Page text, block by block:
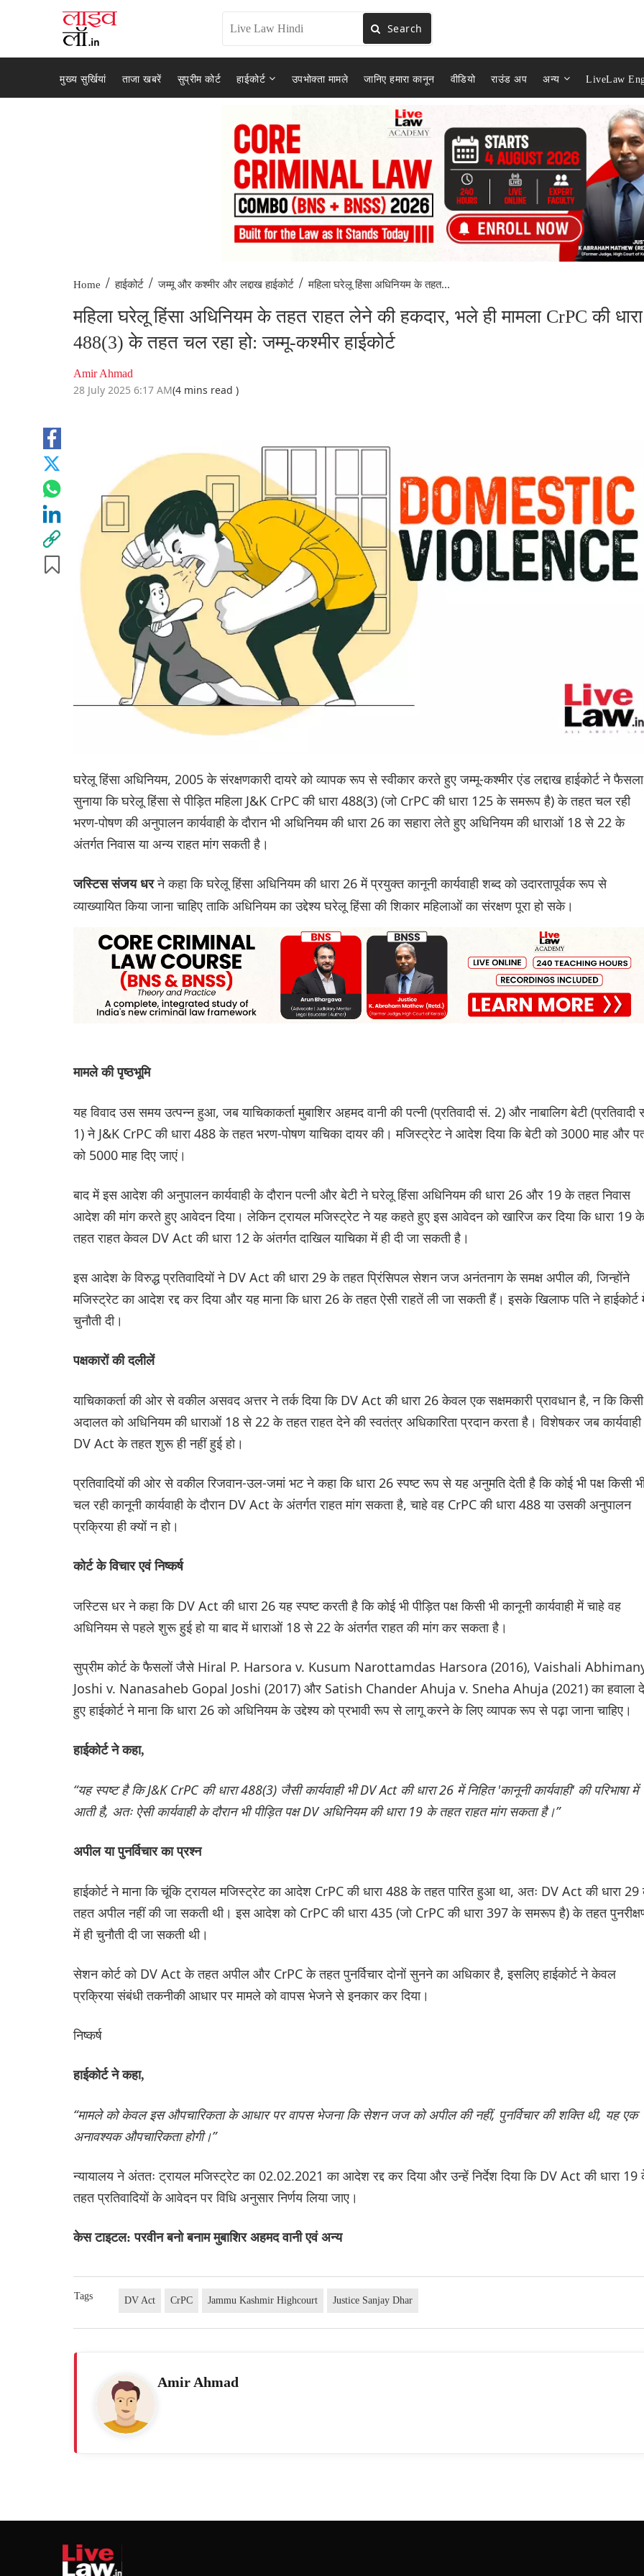
Search
मुख्य सुर्खियां ताजा खबरें सुप्रीम कोर्ट हाईकोर्ट उपभोक्ता मामले जानिए हमारा कानून वीडियो राउंड अप अन्य LiveLaw
Home / हाईकोर्ट / जम्मू और कश्मीर और लद्दाख हाईकोर्ट / महिला घरेलू हिंसा अधिनियम के तहत...
महिला घरेलू हिंसा अधिनियम के तहत राहत लेने की हकदार, भले ही मामला CrPC की धारा
488(3) के तहत चल रहा हो: जम्मू-कश्मीर हाईकोर्ट
Amir Ahmad
28 July 2025 6:17 AM(4 mins read )
घरेलू हिंसा अधिनियम, 2005 के संरक्षणकारी दायरे को व्यापक रूप से स्वीकार करते हुए जम्मू-कश्मीर एंड लद्दाख हाईकोर्ट ने फैसला
सुनाया कि घरेलू हिंसा से पीड़ित महिला J&K CrPC की धारा 488(3) (जो CrPC की धारा 125 के समरूप है) के तहत चल रही
भरण-पोषण की अनुपालन कार्यवाही के दौरान भी अधिनियम की धारा 26 का सहारा लेते हुए अधिनियम की धाराओं 18 से 22 के
अंतर्गत निवास या अन्य राहत मांग सकती है।
जस्टिस संजय धरने कहा कि घरेलू हिंसा अधिनियम की धारा 26 में प्रयुक्त कानूनी कार्यवाही शब्द को उदारतापूर्वक रूप से
व्याख्यायित किया जाना चाहिए ताकि अधिनियम का उद्देश्य घरेलू हिंसा की शिकार महिलाओं का संरक्षण पूरा हो सके।
मामले की पृष्ठभूमि
यह विवाद उस समय उत्पन्न हुआ, जब याचिकाकर्ता मुबाशिर अहमद वानी की पत्नी (प्रतिवादी सं. 2) और नाबालिग बेटी (प्रतिवादी
1) ने J&K CrPC की धारा 488 के तहत भरण-पोषण याचिका दायर की। मजिस्ट्रेट ने आदेश दिया कि बेटी को 3000 माह और
को 5000 माह दिए जाएं।
बाद में इस आदेश की अनुपालन कार्यवाही के दौरान पत्नी और बेटी ने घरेलू हिंसा अधिनियम की धारा 26 और 19 के तहत निवास
आदेश की मांग करते हुए आवेदन दिया। लेकिन ट्रायल मजिस्ट्रेट ने यह कहते हुए इस आवेदन को खारिज कर दिया कि धारा 19 के
तहत राहत केवल DV Act की धारा 12 के अंतर्गत दाखिल याचिका में ही दी जा सकती है।
इस आदेश के विरुद्ध प्रतिवादियों ने DV Act की धारा 29 के तहत प्रिंसिपल सेशन जज अनंतनाग के समक्ष अपील की, जिन्होंने
मजिस्ट्रेट का आदेश रद्द कर दिया और यह माना कि धारा 26 के तहत ऐसी राहतें ली जा सकती हैं। इसके खिलाफ पति ने हाईकोर्ट
चुनौती दी।
पक्षकारों की दलीलें
याचिकाकर्ता की ओर से वकील असवद अत्तर ने तर्क दिया कि DV Act की धारा 26 केवल एक सक्षमकारी प्रावधान है, न कि किसी
अदालत को अधिनियम की धाराओं 18 से 22 के तहत राहत देने की स्वतंत्र अधिकारिता प्रदान करता है। विशेषकर जब कार्यवाही
DV Act के तहत शुरू ही नहीं हुई हो।
प्रतिवादियों की ओर से वकील रिजवान-उल-जमां भट ने कहा कि धारा 26 स्पष्ट रूप से यह अनुमति देती है कि कोई भी पक्ष किसी
चल रही कानूनी कार्यवाही के दौरान DV Act के अंतर्गत राहत मांग सकता है, चाहे वह CrPC की धारा 488 या उसकी अनुपालन
प्रक्रिया ही क्यों न हो।
कोर्ट के विचार एवं निष्कर्ष
जस्टिस धर ने कहा कि DV Act की धारा 26 यह स्पष्ट करती है कि कोई भी पीड़ित पक्ष किसी भी कानूनी कार्यवाही में चाहे वह
अधिनियम से पहले शुरू हुई हो या बाद में धाराओं 18 से 22 के अंतर्गत राहत की मांग कर सकता है।
सुप्रीम कोर्ट के फैसलों जैसे Hiral P. Harsora v. Kusum Narottamdas Harsora (2016), Vaishali
Joshi v. Nanasaheb Gopal Joshi (2017) और Satish Chander Ahuja v. Sneha Ahuja (2021) का हवाला
हुए हाईकोर्ट ने माना कि धारा 26 को अधिनियम के उद्देश्य को प्रभावी रूप से लागू करने के लिए व्यापक रूप से पढ़ा जाना चाहिए।
हाईकोर्ट ने कहा,
“यह स्पष्ट है कि J&K CrPC की धारा 488(3) जैसी कार्यवाही भी DV Act की धारा 26 में निहित 'कानूनी कार्यवाही' की परिभाषा में
आती है, अतः ऐसी कार्यवाही के दौरान भी पीड़ित पक्ष DV अधिनियम की धारा 19 के तहत राहत मांग सकता है।”
अपील या पुनर्विचार का प्रश्न
हाईकोर्ट ने माना कि चूंकि ट्रायल मजिस्ट्रेट का आदेश CrPC की धारा 488 के तहत पारित हुआ था, अतः DV Act की धारा
तहत अपील नहीं की जा सकती थी। इस आदेश को CrPC की धारा 435 (जो CrPC की धारा 397 के समरूप है) के तहत
में ही चुनौती दी जा सकती थी।
सेशन कोर्ट को DV Act के तहत अपील और CrPC के तहत पुनर्विचार दोनों सुनने का अधिकार है, इसलिए हाईकोर्ट ने केवल
प्रक्रिया संबंधी तकनीकी आधार पर मामले को वापस भेजने से इनकार कर दिया।
निष्कर्ष
हाईकोर्ट ने कहा,
“मामले को केवल इस औपचारिकता के आधार पर वापस भेजना कि सेशन जज को अपील की नहीं, पुनर्विचार की शक्ति थी, यह एक
अनावश्यक औपचारिकता होगी।”
न्यायालय ने अंततः ट्रायल मजिस्ट्रेट का 02.02.2021 का आदेश रद्द कर दिया और उन्हें निर्देश दिया कि DV Act की धारा 19
तहत प्रतिवादियों के आवेदन पर विधि अनुसार निर्णय लिया जाए।
केस टाइटल: परवीन बनो बनाम मुबाशिर अहमद वानी एवं अन्य
Tags DV Act CrPC Jammu Kashmir Highcourt Justice Sanjay Dhar
Amir Ahmad